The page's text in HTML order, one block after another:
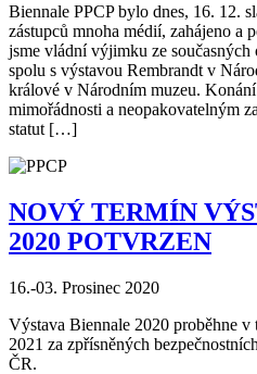
Biennale PPCP bylo dnes, 16. 12.
zástupců mnoha médií, zahájeno a
jsme vládní výjimku ze
spolu s výstavou Rembrandt v
králové v Národním muzeu.
mimořádnosti a neopakovatelným
statut […]
NOVÝ TERMÍN
2020 POTVRZEN
16.-03. Prosinec 2020
Výstava Biennale 2020 proběhne
2021 za zpřísněných
ČR.